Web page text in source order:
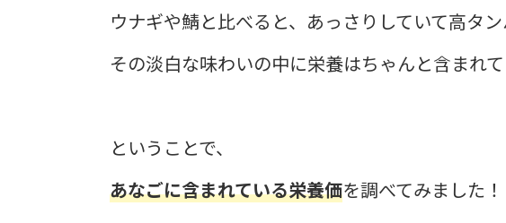
ウナギや鯖と比べると、あっさりしていて高タ
その淡白な味わいの中に栄養はちゃんと含まれ
ということで、
あなごに含まれている栄養価を調べてみました！